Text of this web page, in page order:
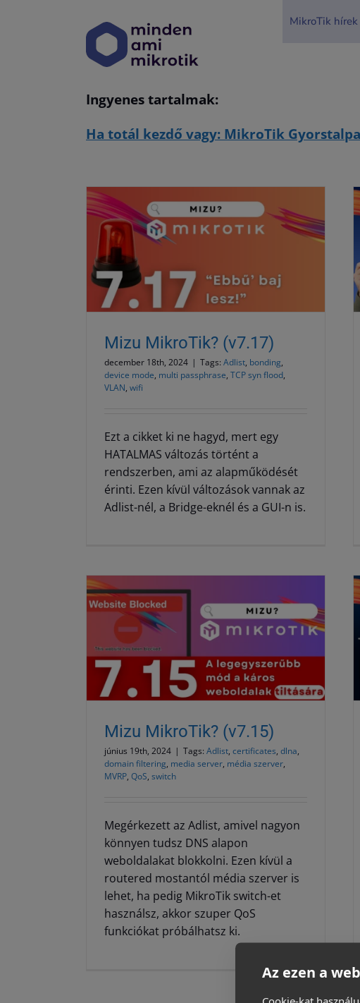
MikroTik hírek
Ingyenes tartalmak:
Ha totál kezdő vagy: MikroTik
Mizu MikroTik? (v7.17)
december 18th, 2024 | Tags: Adlist, bonding,
device mode, multi passphrase, TCP syn flood,
VLAN, wifi
Ezt a cikket ki ne hagyd, mert egy
HATALMAS változás történt a
rendszerben, ami az alapműködését
érinti. Ezen kívül változások vannak az
Adlist-nél, a Bridge-eknél és a GUI-n is.
Uncategorized @hu
Mizu MikroTik? (v7.15)
június 19th, 2024 | Tags: Adlist, certificates, dlna,
domain filtering, media server, média szerver,
MVRP, QoS, switch
Megérkezett az Adlist, amivel nagyon
könnyen tudsz DNS alapon
weboldalakat blokkolni. Ezen kívül a
routered mostantól média szerver is
lehet, ha pedig MikroTik switch-et
használsz, akkor szuper QoS
funkciókat próbálhatsz ki.
Uncategorized @hu
Az ezen a
Cookie-kat